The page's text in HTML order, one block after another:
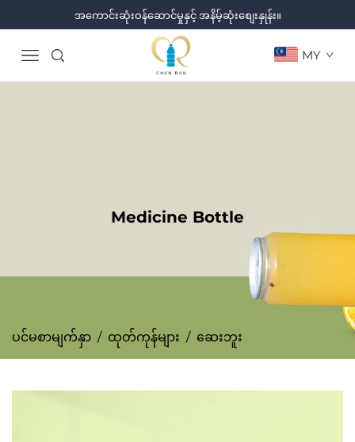
အကောင်းဆုံးဝန်ဆောင်မှုနှင့် အနိမ့်ဆုံးစျေးနှုန်း။
MY
ပင်မစာမျက်နှာ / ထုတ်ကုန်များ / ဆေးဘူး
Medicine Bottle